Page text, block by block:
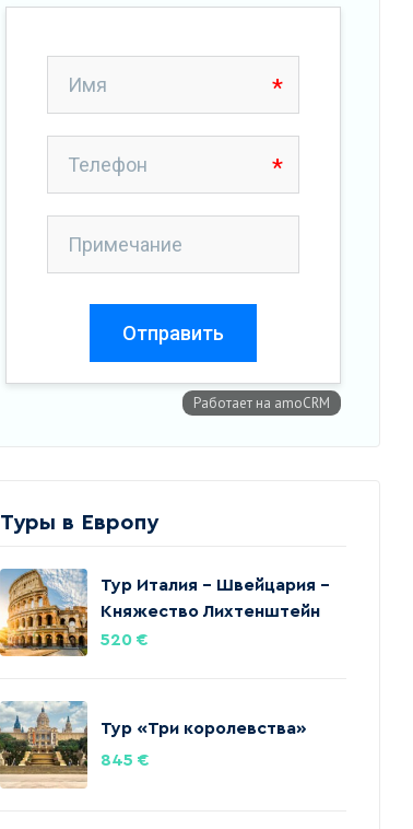
Туры в Европу
Тур Италия – Швейцария –
Княжество Лихтенштейн
520€
Тур «Три королевства»
845€